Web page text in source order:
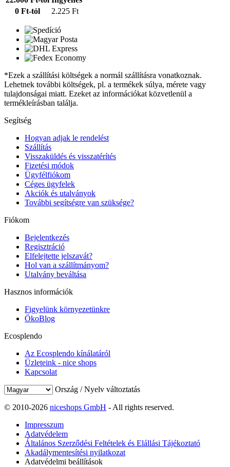
0 Ft-tól
2.225 Ft
*Ezek a szállítási költségek a normál szállításra vonatkoznak.
Lehetnek további költségek, pl. a termékek súlya, mérete vagy
tulajdonságai miatt. Ezeket az információkat közvetlenül a
termékleírásban találja.
Segítség
Hogyan adjak le rendelést
Szállítás
Visszaküldés és visszatérítés
Fizetési módok
Ügyfélfiókom
Céges ügyfelek
Akciók és utalványok
További segítségre van szüksége?
Fiókom
Bejelentkezés
Regisztráció
Elfelejtette jelszavát?
Hol van a szállítmányom?
Utalvány beváltása
Hasznos információk
Figyelünk környezetünkre
ÖkoBlog
Ecosplendo
Az Ecosplendo kínálatáról
Üzleteink - nice shops
Kapcsolat
Ország / Nyelv változtatás
© 2010-2026 niceshops GmbH - All rights reserved.
Impresszum
Adatvédelem
Általános Szerződési Feltételek és Elállási Tájékoztató
Akadálymentesítési nyilatkozat
Adatvédelmi beállítások